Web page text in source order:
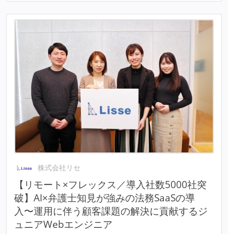
株式会社リセ
【リモート×フレックス／導入社数5000社突
破】AI×弁護士知見が強みの法務SaaSの導
入〜運用に伴う顧客課題の解決に貢献するジ
ュニアWebエンジニア